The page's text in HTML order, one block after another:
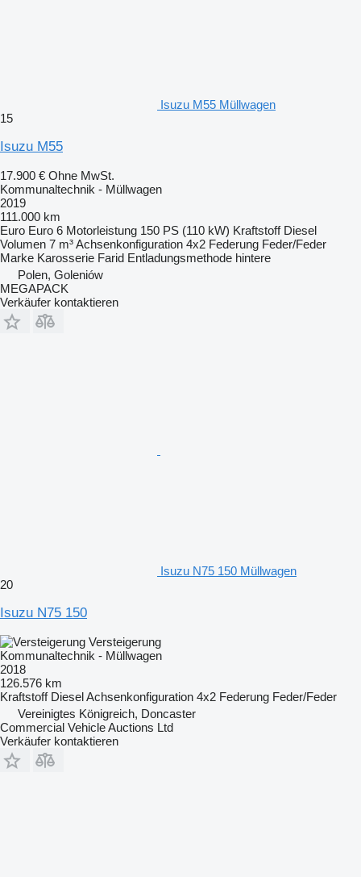
Isuzu M55 Müllwagen
15
Isuzu M55
17.900 € Ohne MwSt.
Kommunaltechnik - Müllwagen
2019
111.000 km
Euro Euro 6 Motorleistung 150 PS (110 kW) Kraftstoff Diesel
Volumen 7 m³Achsenkonfiguration 4x2 Federung Feder/Feder
Marke Karosserie Farid Entladungsmethode hintere
Polen, Goleniów
MEGAPACK
Verkäufer kontaktieren
Isuzu N75 150 Müllwagen
20
Isuzu N75 150
Versteigerung
Kommunaltechnik - Müllwagen
2018
126.576 km
Kraftstoff DieselAchsenkonfiguration 4x2 Federung Feder/Feder
Vereinigtes Königreich, Doncaster
Commercial Vehicle Auctions Ltd
Verkäufer kontaktieren